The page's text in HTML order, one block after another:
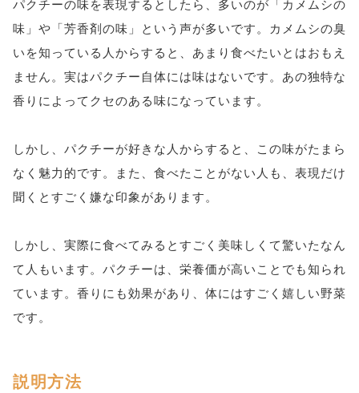
パクチーの味を表現するとしたら、多いのが「カメムシの
味」や「芳香剤の味」という声が多いです。カメムシの臭
いを知っている人からすると、あまり食べたいとはおもえ
ません。実はパクチー自体には味はないです。あの独特な
香りによってクセのある味になっています。
しかし、パクチーが好きな人からすると、この味がたまら
なく魅力的です。また、食べたことがない人も、表現だけ
聞くとすごく嫌な印象があります。
しかし、実際に食べてみるとすごく美味しくて驚いたなん
て人もいます。パクチーは、栄養価が高いことでも知られ
ています。香りにも効果があり、体にはすごく嬉しい野菜
です。
説明方法